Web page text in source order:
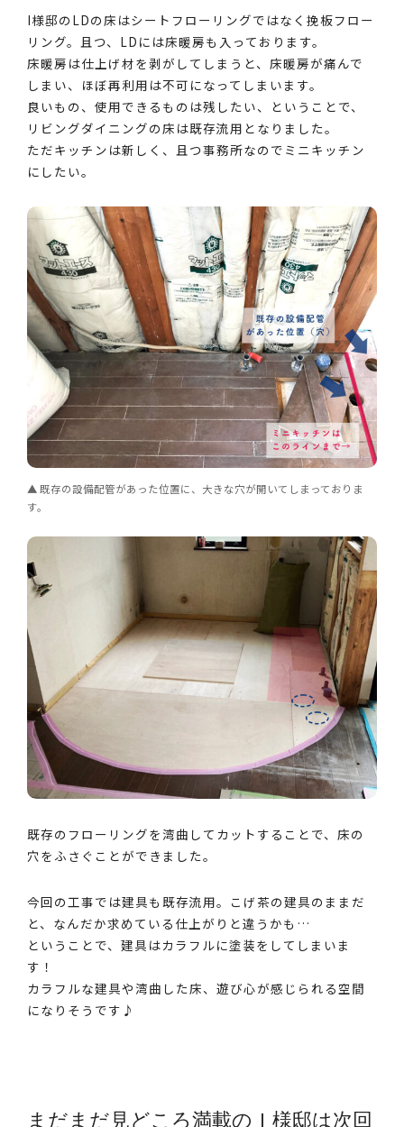
I様邸のLDの床はシートフローリングではなく挽板フロー
リング。且つ、LDには床暖房も入っております。
床暖房は仕上げ材を剥がしてしまうと、床暖房が痛んで
しまい、ほぼ再利用は不可になってしまいます。
良いもの、使用できるものは残したい、ということで、
リビングダイニングの床は既存流用となりました。
ただキッチンは新しく、且つ事務所なのでミニキッチン
にしたい。
既存の設備配管があった位置に、大きな穴が開いてしまっておりま
す。
既存のフローリングを湾曲してカットすることで、床の
穴をふさぐことができました。
今回の工事では建具も既存流用。こげ茶の建具のままだ
と、なんだか求めている仕上がりと違うかも…
ということで、建具はカラフルに塗装をしてしまいま
す！
カラフルな建具や湾曲した床、遊び心が感じられる空間
になりそうです♪
まだまだ見どころ満載のＩ様邸は次回